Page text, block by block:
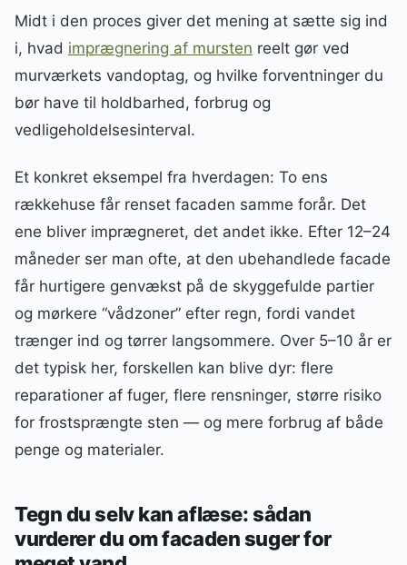
Midt i den proces giver det mening at sætte sig ind
i, hvad imprægnering af mursten reelt gør ved
murværkets vandoptag, og hvilke forventninger du
bør have til holdbarhed, forbrug og
vedligeholdelsesinterval.
Et konkret eksempel fra hverdagen: To ens
rækkehuse får renset facaden samme forår. Det
ene bliver imprægneret, det andet ikke. Efter 12–24
måneder ser man ofte, at den ubehandlede facade
får hurtigere genvækst på de skyggefulde partier
og mørkere “vådzoner” efter regn, fordi vandet
trænger ind og tørrer langsommere. Over 5–10 år er
det typisk her, forskellen kan blive dyr: flere
reparationer af fuger, flere rensninger, større risiko
for frostsprængte sten — og mere forbrug af både
penge og materialer.
Tegn du selv kan aflæse: sådan
vurderer du om facaden suger for